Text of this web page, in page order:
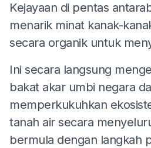
Kejayaan di pentas
menarik minat kanak-
secara organik untuk
Ini secara langsung
bakat akar umbi negara
memperkukuhkan
tanah air secara
bermula dengan langkah